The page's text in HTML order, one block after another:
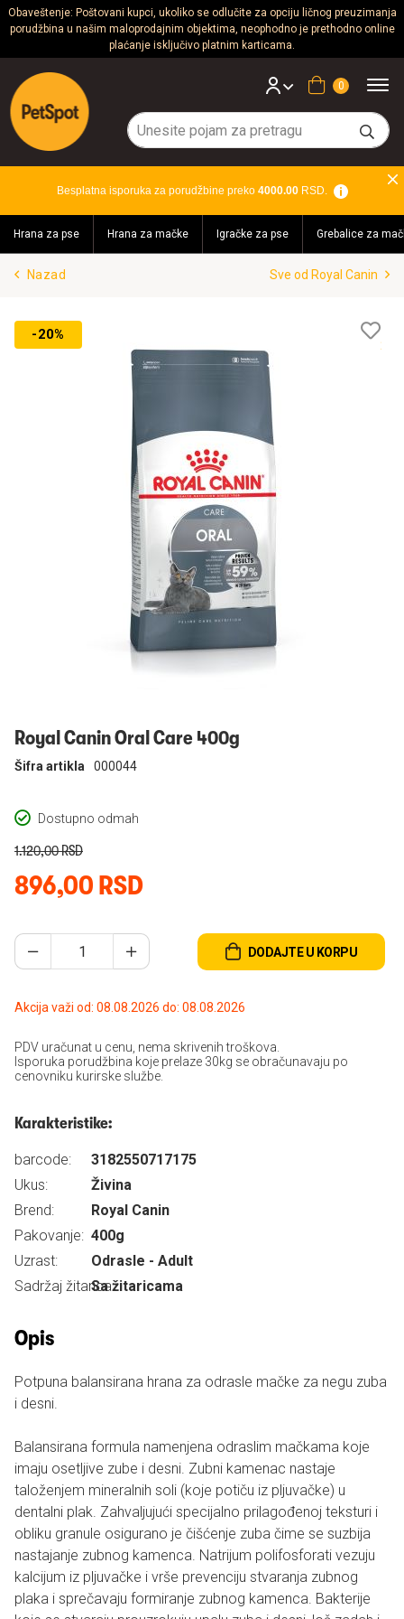
Obaveštenje: Poštovani kupci, ukoliko se odlučite za opciju ličnog preuzimanja
porudžbina u našim maloprodajnim objektima, neophodno je prethodno online
plaćanje isključivo platnim karticama.
Psi
Mačke
Glodari
Akvaristika
Teraristika
Brendovi
Blog
Korpa
Besplatna isporuka za porudžbine preko 4000.00RSD.
Hrana za pse Hrana za mačke Igračke za pse Grebalice za
Nazad Sve od Royal Canin
-20%
Royal Canin Oral Care 400g
Dostupno odmah
Šifra artikla 000044
896,00 RSD
1.120,00 RSD
DODAJTE U KORPU
Akcija važi od: 08.08.2026 do: 08.08.2026
PDV uračunat u cenu, nema skrivenih troškova.
Isporuka porudžbina koje prelaze 30kg se obračunavaju po
cenovniku kurirske službe.
Karakteristike:
barcode:
3182550717175
Ukus:
Živina
Brend:
Royal Canin
Pakovanje: 400g
Uzrast:
Odrasle - Adult
Sadržaj žitarica:Sa žitaricama
Opis
Potpuna balansirana hrana za odrasle mačke za negu zuba
i desni.
Balansirana formula namenjena odraslim mačkama koje
imaju osetljive zube i desni. Zubni kamenac nastaje
taloženjem mineralnih soli (koje potiču iz pljuvačke) u
dentalni plak. Zahvaljujući specijalno prilagođenoj teksturi i
obliku granule osigurano je čišćenje zuba čime se suzbija
nastajanje zubnog kamenca. Natrijum polifosforati vezuju
kalcijum iz pljuvačke i vrše prevenciju stvaranja zubnog
plaka i sprečavaju formiranje zubnog kamenca. Bakterije